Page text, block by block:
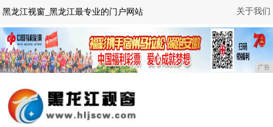
关于我们
黑龙江视窗_黑龙江最专业的门户网站
广告